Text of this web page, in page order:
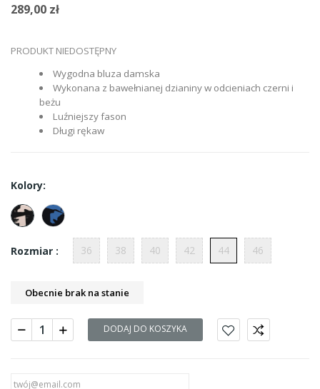
289,00 zł
PRODUKT NIEDOSTĘPNY
Wygodna bluza damska
Wykonana z bawełnianej dzianiny w odcieniach czerni i
beżu
Luźniejszy fason
Długi rękaw
Kolory:
Rozmiar : 36 38 40 42 44 46
Obecnie brak na stanie
DODAJ DO KOSZYKA